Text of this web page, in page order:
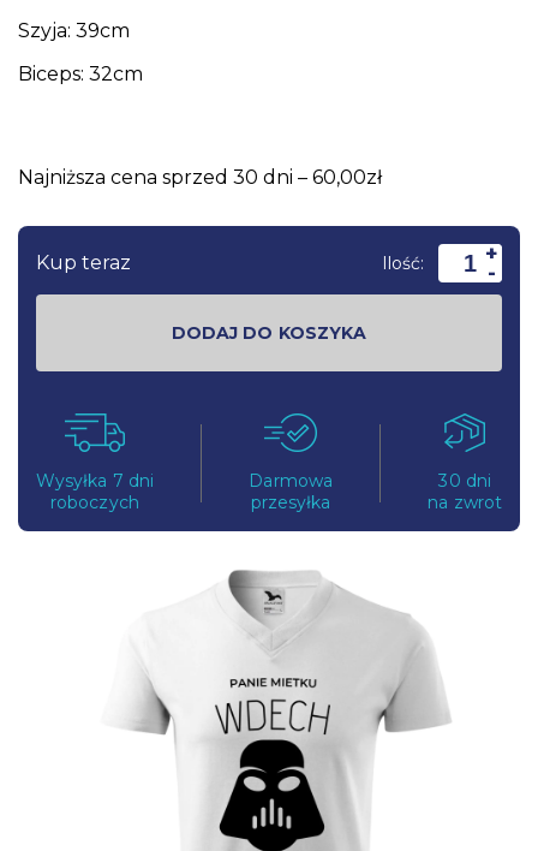
Szyja: 39cm
Biceps: 32cm
Najniższa cena sprzed 30 dni – 60,00zł
Kup teraz Ilość: +
-
DODAJ DO KOSZYKA
Wysyłka 7 dni
roboczych
Darmowa
przesyłka
30 dni
na zwrot